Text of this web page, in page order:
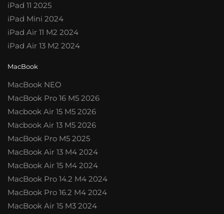
iPad 11 2025
iPad Mini 2024
iPad Air 11 M2 2024
iPad Air 13 M2 2024
MacBook
MacBook NEO
MacBook Pro 16 M5 2026
Macbook Air 15 M5 2026
Macbook Air 13 M5 2026
MacBook Pro M5 2025
MacBook Air 13 M4 2024
MacBook Air 15 M4 2024
MacBook Pro 14.2 M4 2024
MacBook Pro 16.2 M4 2024
MacBook Air 15 M3 2024